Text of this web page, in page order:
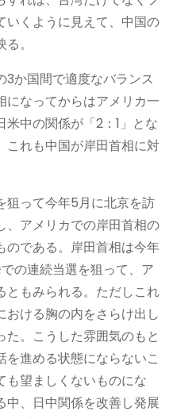
いくように見えて、中国の
。
か国間で適度なバランス
になってからはアメリカ一
中の関係が「2：1」とな
これも中国が岸田首相に対
狙って今年5月に北京を訪
、アメリカでの岸田首相の
のである。岸田首相は今年
の連続当選を狙って、ア
ともみられる。ただしこれ
おける胸の内をさらけ出し
。こうした雰囲気のもと
進める状態にならないこ
も望ましくないものにな
中、日中関係を改善し発展